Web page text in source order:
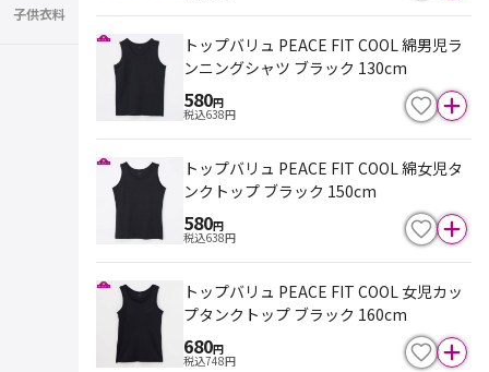
子供衣料
トップバリュ PEACE FIT COOL 綿男児ラ
ンニングシャツ ブラック 130cm
580円
税込638円
トップバリュ PEACE FIT COOL 綿女児タ
ンクトップ ブラック 150cm
580円
税込638円
トップバリュ PEACE FIT COOL 女児カッ
プタンクトップ ブラック 160cm
680円
税込748円